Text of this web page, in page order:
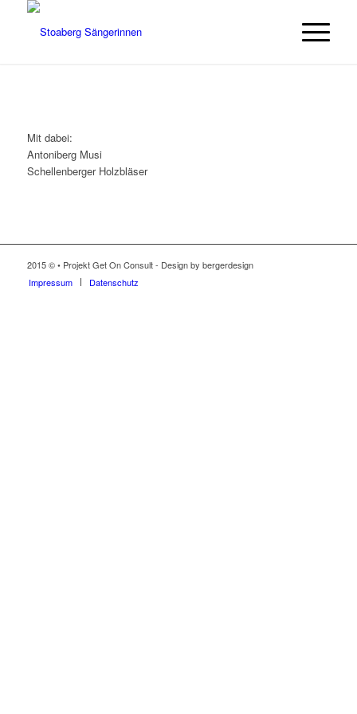
Mit dabei:
Antoniberg Musi
Schellenberger Holzbläser
2015 © • Projekt Get On Consult - Design by bergerdesign
Impressum
Datenschutz